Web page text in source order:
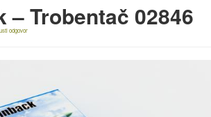
Trobentač 02846
odgovor